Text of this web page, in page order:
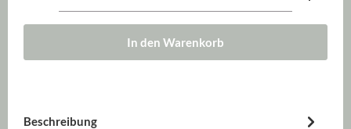
In den Warenkorb
Beschreibung